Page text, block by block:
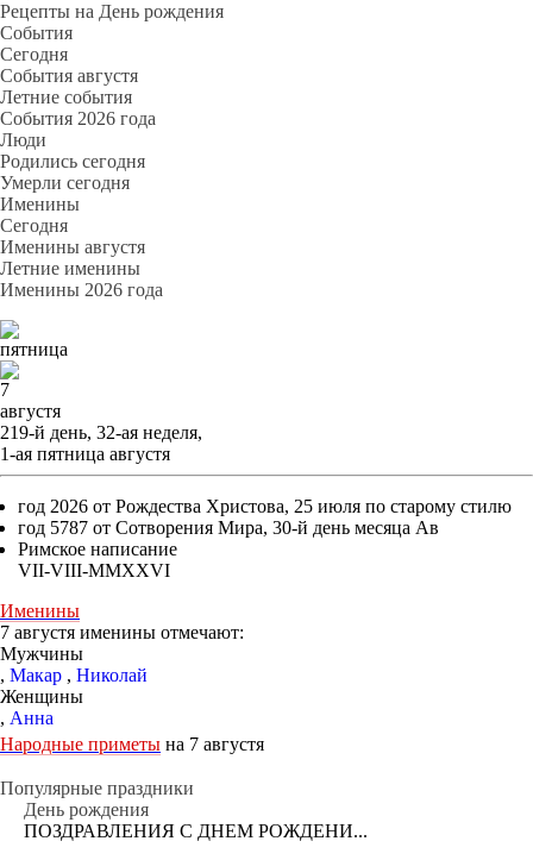
Рецепты на День рождения
События
Cегодня
События августя
Летние события
События 2026 года
Люди
Родились сегодня
Умерли сегодня
Именины
Cегодня
Именины августя
Летние именины
Именины 2026 года
пятница
7
августя
219-й день, 32-ая неделя,
1-ая пятница августя
год 2026 от Рождества Христова, 25 июля по старому стилю
год 5787 от Сотворения Мира, 30-й день месяца Ав
Римское написание
VII-VIII-MMXXVI
Именины
7 августя именины отмечают:
Мужчины
, Макар , Николай
Женщины
, Анна
Народные приметы на 7 августя
Популярные праздники
День рождения
ПОЗДРАВЛЕНИЯ С ДНЕМ РОЖДЕНИ...